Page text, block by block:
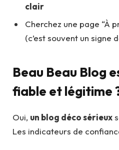
clair
Cherchez une page “À
(c’est souvent un signe
Beau Beau Blog
fiable et légitime
Oui, un blog déco sérieux
Les indicateurs de